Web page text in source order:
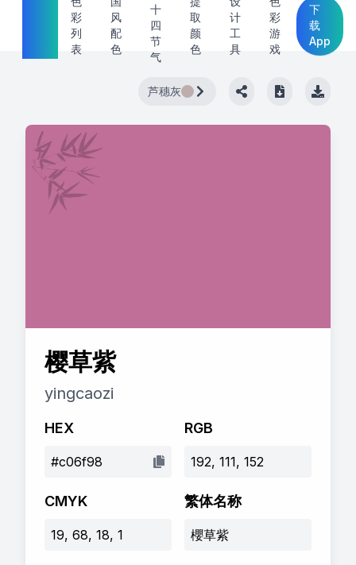
彩
列
表
风
配
色
十
四
节
气
取
颜
色
计
工
具
彩
游
戏
下
载
App
芦穗灰
樱草紫
yingcaozi
HEX
#c06f98
RGB
192, 111, 152
CMYK
19, 68, 18, 1
繁体名称
櫻草紫